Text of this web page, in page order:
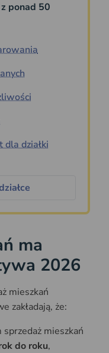
ponad 50
dla działki
ma
2026
mieszkań
zakładają, że:
mieszkań
do roku,